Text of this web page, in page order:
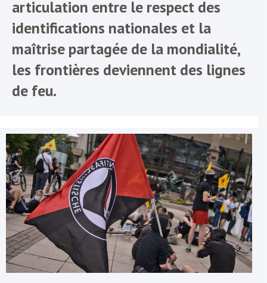
articulation entre le respect des
identifications nationales et la
maîtrise partagée de la mondialité,
les frontières deviennent des lignes
de feu.